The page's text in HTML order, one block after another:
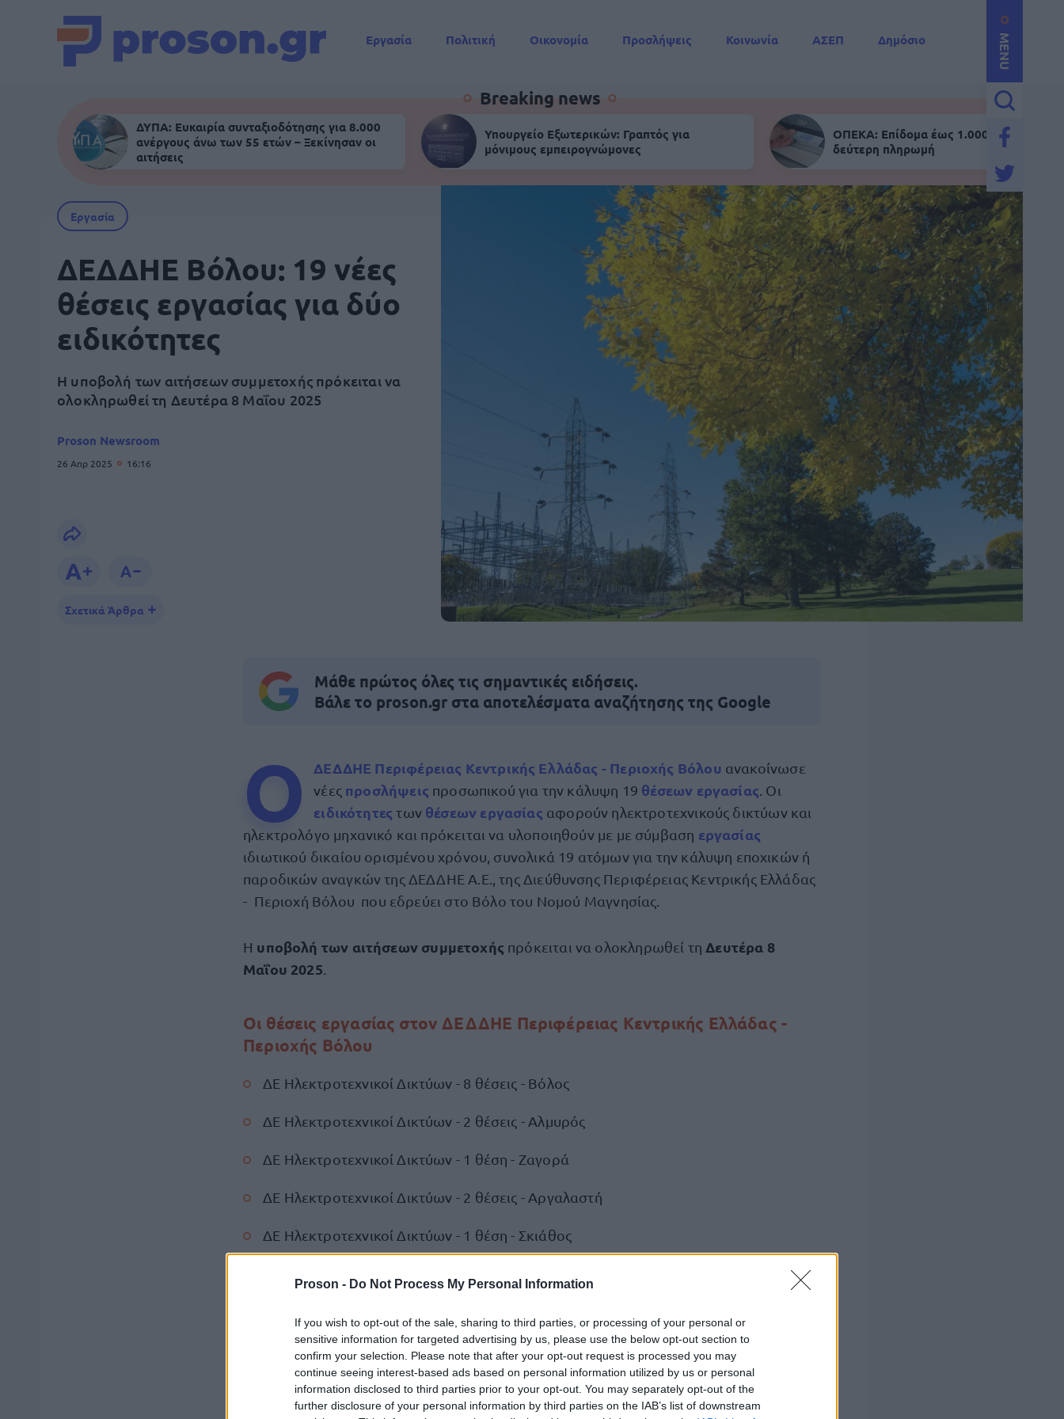
Proson - Do Not Process My Personal Information
If you wish to opt-out of the sale, sharing to third parties, or processing of your personal or
sensitive information for targeted advertising by us, please use the below opt-out section to
confirm your selection. Please note that after your opt-out request is processed you may
continue seeing interest-based ads based on personal information utilized by us or personal
information disclosed to third parties prior to your opt-out. You may separately opt-out of the
further disclosure of your personal information by third parties on the IAB’s list of downstream
MENU
Εργασία Πολιτική Οικονομία Προσλήψεις Κοινωνία ΑΣΕΠ
Δημόσιο
Breaking news
ΔΥΠΑ: Ευκαιρία συνταξιοδότησης για 8.000
ανέργους άνω των 55 ετών – Ξεκίνησαν οι
αιτήσεις
Υπουργείο Εξωτερικών: Γραπτός για
μόνιμους εμπειρογνώμονες
ΟΠΕΚΑ: Επίδομα έως 1.000 ευρώ -
δεύτερη πληρωμή
Εργασία
ΔΕΔΔΗΕ Βόλου: 19 νέες
θέσεις εργασίας για δύο
ειδικότητες
Η υποβολή των αιτήσεων συμμετοχής πρόκειται να
ολοκληρωθεί τη Δευτέρα 8 Μαΐου 2025
Proson Newsroom
26 Απρ 2025 16:16
Σχετικά Άρθρα
Μάθε πρώτος όλες τις σημαντικές ειδήσεις.
Βάλε το proson.gr στα αποτελέσματα αναζήτησης της Google
Ο ΔΕΔΔΗΕ Περιφέρειας Κεντρικής Ελλάδας - Περιοχής Βόλου ανακοίνωσε
νέες προσλήψεις προσωπικού για την κάλυψη 19 θέσεων εργασίας . Οι
ειδικότητεςτων θέσεων εργασίας αφορούν ηλεκτροτεχνικούς δικτύων και
ηλεκτρολόγο μηχανικό και πρόκειται να υλοποιηθούν με με σύμβαση εργασίας
ιδιωτικού δικαίου ορισμένου χρόνου, συνολικά 19 ατόμων για την κάλυψη εποχικών ή
παροδικών αναγκών της ΔΕΔΔΗΕ Α.Ε., της Διεύθυνσης Περιφέρειας Κεντρικής Ελλάδας
- Περιοχή Βόλου που εδρεύει στο Βόλο του Νομού Μαγνησίας.
Η υποβολή των αιτήσεων συμμετοχής πρόκειται να ολοκληρωθεί τη Δευτέρα 8
Μαΐου 2025
Οι θέσεις εργασίας στον ΔΕΔΔΗΕ Περιφέρειας Κεντρικής Ελλάδας -
Περιοχής Βόλου
ΔΕ Ηλεκτροτεχνικοί Δικτύων - 8 θέσεις - Βόλος
ΔΕ Ηλεκτροτεχνικοί Δικτύων - 2 θέσεις - Αλμυρός
ΔΕ Ηλεκτροτεχνικοί Δικτύων - 1 θέση - Ζαγορά
ΔΕ Ηλεκτροτεχνικοί Δικτύων - 2 θέσεις - Αργαλαστή
ΔΕ Ηλεκτροτεχνικοί Δικτύων - 1 θέση - Σκιάθος
ΔΕ Ηλεκτροτεχνικοί Δικτύων - 1 θέση - Βόλος
ΤΕ Πτυχιούχοι Ηλεκτρολόγοι Μηχανικοί - 1 θέση - Βόλος